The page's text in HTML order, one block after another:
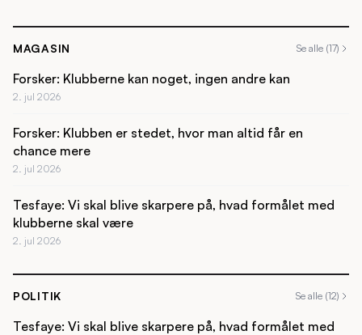
MAGASIN Se alle (17)
Forsker: Klubberne kan noget, ingen andre kan
2. jul 2026
Forsker: Klubben er stedet, hvor man altid får en
chance mere
2. jul 2026
Tesfaye: Vi skal blive skarpere på, hvad formålet med
klubberne skal være
2. jul 2026
POLITIK Se alle (12)
Tesfaye: Vi skal blive skarpere på, hvad formålet med